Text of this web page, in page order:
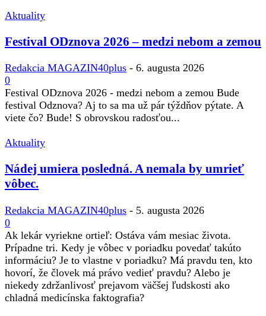
Aktuality
Festival ODznova 2026 – medzi nebom a zemou
Redakcia MAGAZIN40plus - 6. augusta 2026
0
Festival ODznova 2026 - medzi nebom a zemou Bude
festival Odznova? Aj to sa ma už pár týždňov pýtate. A
viete čo? Bude! S obrovskou radosťou...
Aktuality
Nádej umiera posledná. A nemala by umrieť
vôbec.
Redakcia MAGAZIN40plus - 5. augusta 2026
0
Ak lekár vyriekne ortieľ: Ostáva vám mesiac života.
Prípadne tri. Kedy je vôbec v poriadku povedať takúto
informáciu? Je to vlastne v poriadku? Má pravdu ten, kto
hovorí, že človek má právo vedieť pravdu? Alebo je
niekedy zdržanlivosť prejavom väčšej ľudskosti ako
chladná medicínska faktografia?